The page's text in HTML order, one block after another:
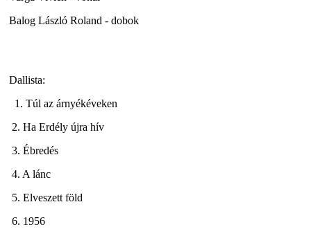
Balog László Roland - dobok
Dallista:
1. Túl az árnyékéveken
2. Ha Erdély újra hív
3. Ébredés
4. A lánc
5. Elveszett föld
6. 1956